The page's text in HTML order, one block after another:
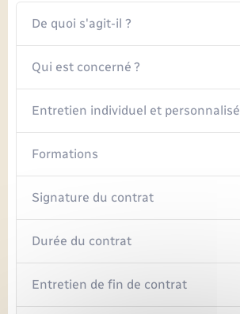
Transports
De quoi s'agit-il ?
Qui est concerné ?
Entretien individuel et personnalisé
Formations
Signature du contrat
Durée du contrat
Entretien de fin de contrat